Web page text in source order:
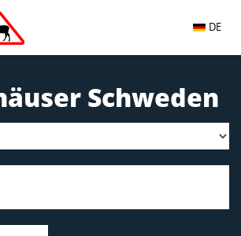
DE
Schweden